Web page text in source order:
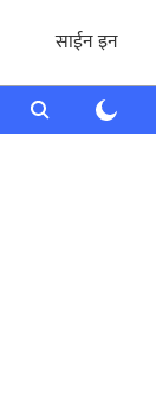
साईन इन
राशी भविष्य